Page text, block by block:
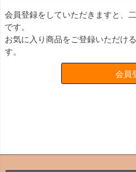
会員登録をしていただきますと、
です。
お気に入り商品をご登録いただけ
す。
会員